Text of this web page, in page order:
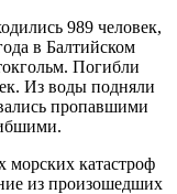
989 человек,
в Балтийском
Погибли
Из воды подняли
пропавшими
катастроф
из произошедших